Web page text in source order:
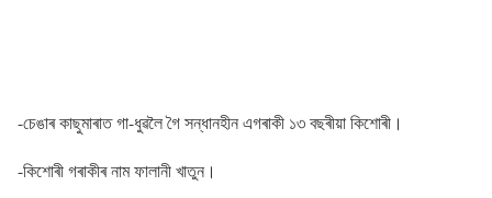
-চেঙাৰ কাছুমাৰাত গা-ধুৱলৈ গৈ সন্ধানহীন এগৰাকী ১৩ বছৰীয়া কিশোৰী।
-কিশোৰী গৰাকীৰ নাম ফালানী খাতুন।